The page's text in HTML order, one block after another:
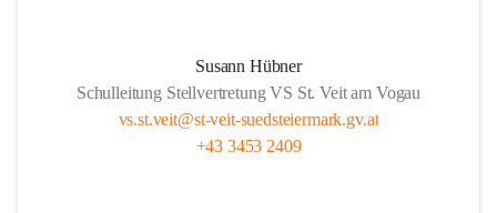
Susann Hübner
Schulleitung Stellvertretung VS St. Veit am Vogau
vs.st.veit@st-veit-suedsteiermark.gv.at
+43 3453 2409